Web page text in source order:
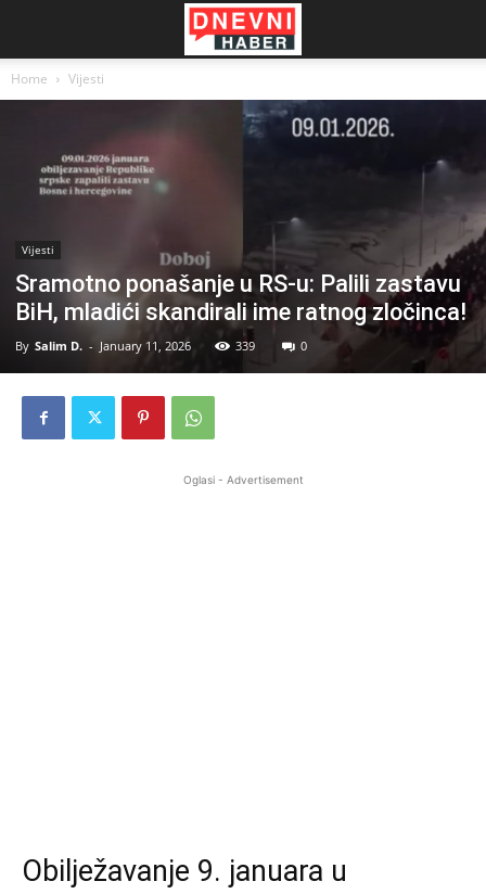
Home Vijesti
Vijesti
Sramotno ponašanje u RS-u: Palili zastavu
BiH, mladići skandirali ime ratnog zločinca!
By Salim D. - January 11, 2026 339 0
Oglasi - Advertisement
Obilježavanje 9. januara u